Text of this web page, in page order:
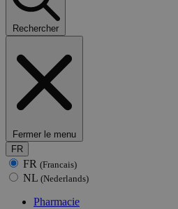
Rechercher
Fermer le menu
FR
FR (Francais)
NL (Nederlands)
Pharmacie